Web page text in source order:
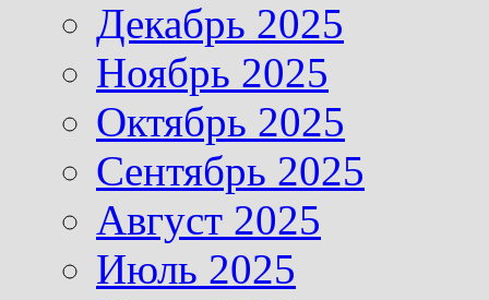
Декабрь 2025
Ноябрь 2025
Октябрь 2025
Сентябрь 2025
Август 2025
Июль 2025